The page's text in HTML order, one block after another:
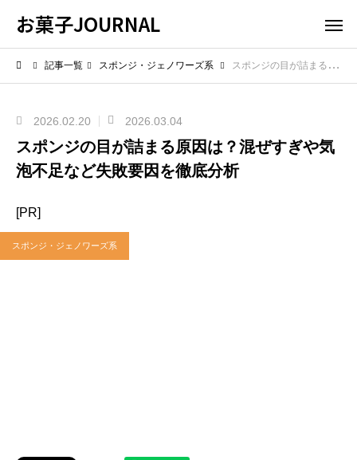
お菓子JOURNAL
記事一覧 スポンジ・ジェノワーズ系 スポンジの目が詰まる原因は？混ぜすぎや気泡不足など失敗要因を徹底分析
2026.02.20 2026.03.04
スポンジの目が詰まる原因は？混ぜすぎや気
泡不足など失敗要因を徹底分析
[PR]
スポンジ・ジェノワーズ系